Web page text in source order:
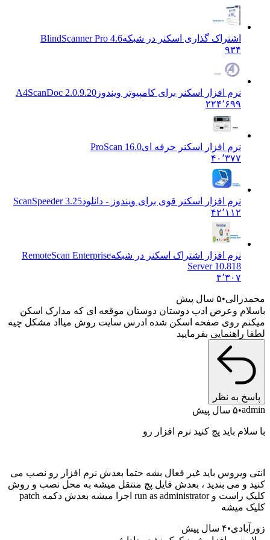
گذاری اسکنر در شبکه BlindScanner Pro 4.6
افزار اسکنر برای کامپیوتر ویندوزA4ScanDoc 2.0.9.20
افزار اسکنر حرفه ای ProScan 16.0
افزار اسکنر قوی برای ویندوز - دانلودScanSpeeder 3.25
افزار اشتراک اسکنر در شبکه RemoteScan Enterprise
Server
۵ سال پیش
ادب دوستان دوستان موقعه ای که مدارک اسکن
صفحه اسکن شده ادرس سایت روش میااد مشکل چیه
بفرمایید
نظر
پچ کنید نرم افزار رو
باید غیر فعال بشه حتما بعدش نرم افزار رو نصب می
بندید ، بعدش فایل پچ منتقل میشه به محل نصب و روش
کلیک راست و run as administrator اجرا میشه بعدش دکمه patch
۴ سال پیش